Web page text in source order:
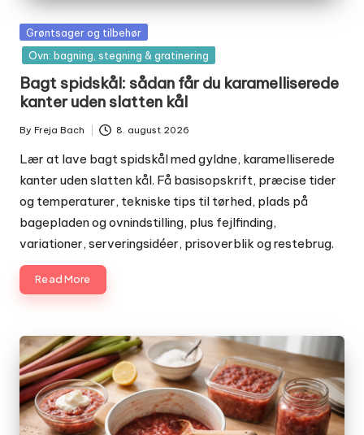
Posted
in
Grøntsager og tilbehør
Ovn: bagning, stegning & gratinering
Bagt spidskål: sådan får du karamelliserede
kanter uden slatten kål
Posted
by
By Freja Bach 8. august 2026
Lær at lave bagt spidskål med gyldne, karamelliserede
kanter uden slatten kål. Få basisopskrift, præcise tider
og temperaturer, tekniske tips til tørhed, plads på
bagepladen og ovnindstilling, plus fejlfinding,
variationer, serveringsidéer, prisoverblik og restebrug.
Read More